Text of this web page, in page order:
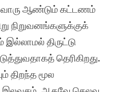
ஆண்டும் கட்டணம்
நிறுவனங்களுக்குக்
இல்லாமல் திருட்டு
தெரிகிறது.
திறந்த மூல